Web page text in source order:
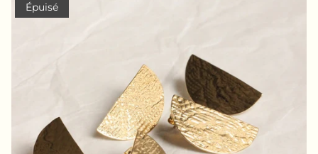
Épuisé